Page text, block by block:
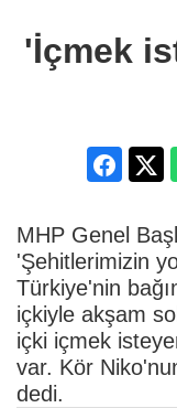
'İçmek
MHP Genel
'Şehitlerimizin
Türkiye'nin
içkiyle akşam
içki içmek
var. Kör
dedi.